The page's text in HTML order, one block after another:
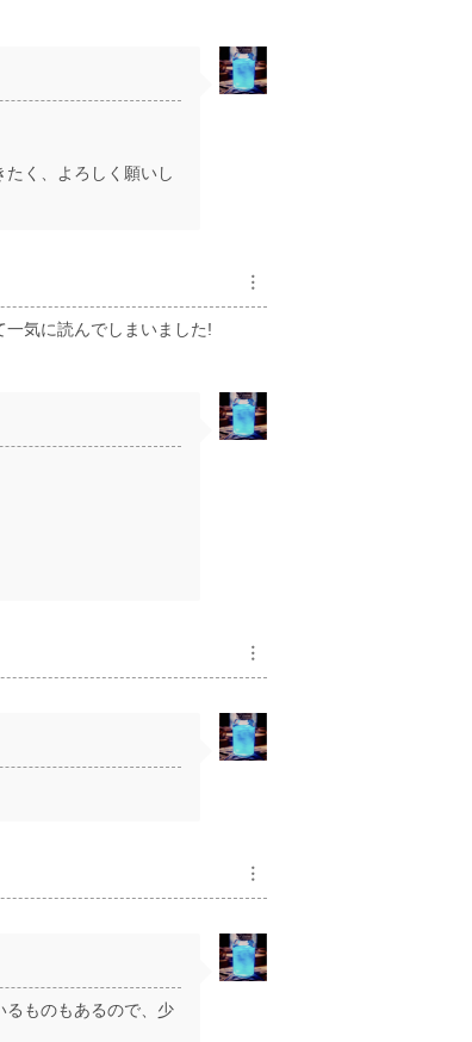
く、よろしく願いし
︙
気に読んでしまいました!
︙
︙
るものもあるので、少